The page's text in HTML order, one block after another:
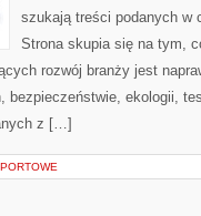
szukają treści podanych w
Strona skupia się na tym,
rozwój branży jest
bezpieczeństwie, ekologii,
z […]